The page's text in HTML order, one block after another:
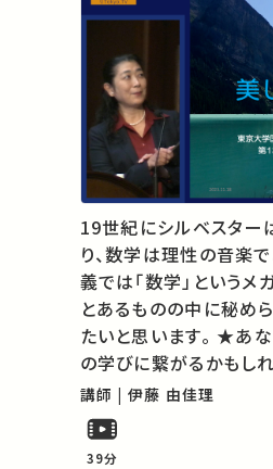
19世紀にシルベスター
り、数学は理性の音楽
義では「数学」という
とあるものの中に秘め
たいと思います。 ★あなたのシェアが、ほかの誰か
の学びに繋がるかもし
義・講演があればSNS
す。 運営・著作権処理・映像編集：東京大学 大学総
合教育研究センター
講師 | 伊藤 由佳理
39分